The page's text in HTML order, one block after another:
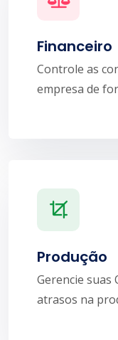
Financeiro
Controle as
empresa de
Produção
Gerencie suas
atrasos na